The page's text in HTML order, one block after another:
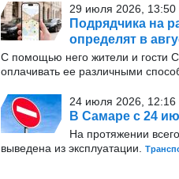
29 июля 2026, 13:50
Подрядчика на
определят в
С помощью него жители и гости
оплачивать ее различными
24 июля 2026, 12:16
В Самаре с 24
На протяжении
выведена из эксплуатации.